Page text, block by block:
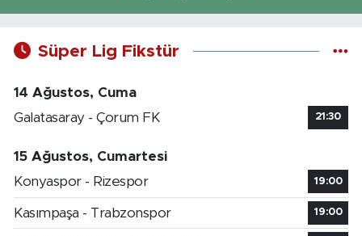
Süper Lig Fikstür
14 Ağustos, Cuma
Galatasaray - Çorum FK
21:30
15 Ağustos, Cumartesi
Konyaspor - Rizespor
19:00
Kasımpaşa - Trabzonspor 19:00